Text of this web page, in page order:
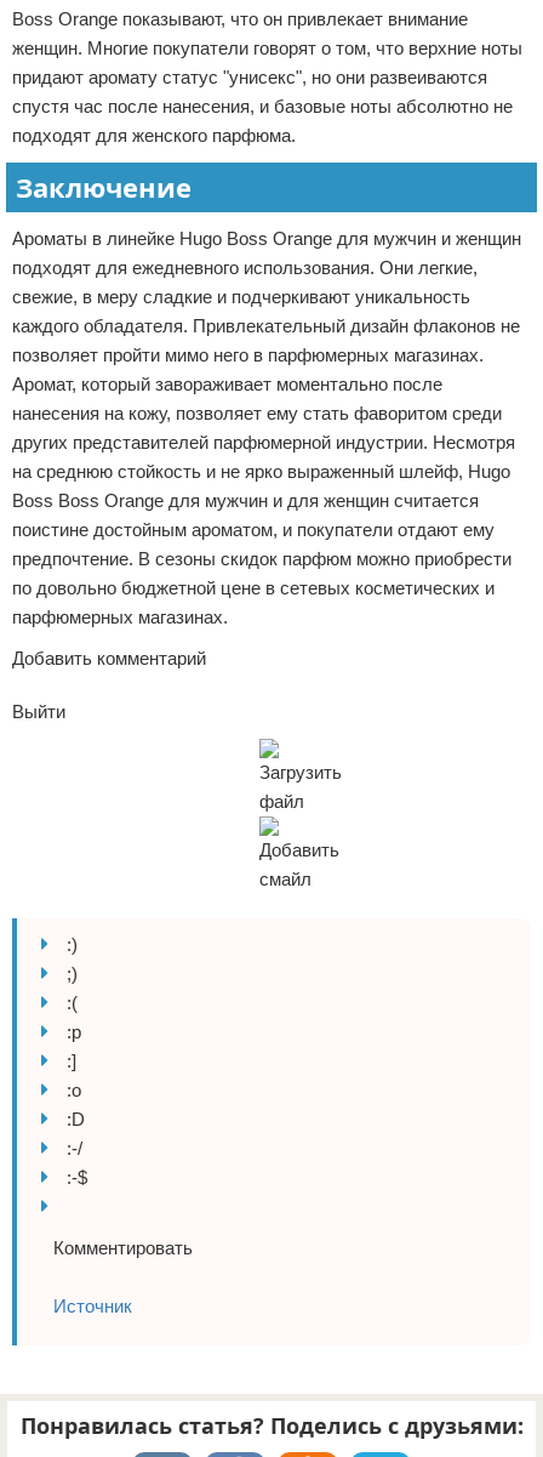
Boss Orange показывают, что он привлекает внимание
женщин. Многие покупатели говорят о том, что верхние ноты
придают аромату статус "унисекс", но они развеиваются
спустя час после нанесения, и базовые ноты абсолютно не
подходят для женского парфюма.
Заключение
Ароматы в линейке Hugo Boss Orange для мужчин и женщин
подходят для ежедневного использования. Они легкие,
свежие, в меру сладкие и подчеркивают уникальность
каждого обладателя. Привлекательный дизайн флаконов не
позволяет пройти мимо него в парфюмерных магазинах.
Аромат, который завораживает моментально после
нанесения на кожу, позволяет ему стать фаворитом среди
других представителей парфюмерной индустрии. Несмотря
на среднюю стойкость и не ярко выраженный шлейф, Hugo
Boss Boss Orange для мужчин и для женщин считается
поистине достойным ароматом, и покупатели отдают ему
предпочтение. В сезоны скидок парфюм можно приобрести
по довольно бюджетной цене в сетевых косметических и
парфюмерных магазинах.
Добавить комментарий
Выйти
:)
;)
:(
:p
:]
:o
:D
:-/
:-$
Комментировать
Источник
Понравилась статья? Поделись с друзьями: